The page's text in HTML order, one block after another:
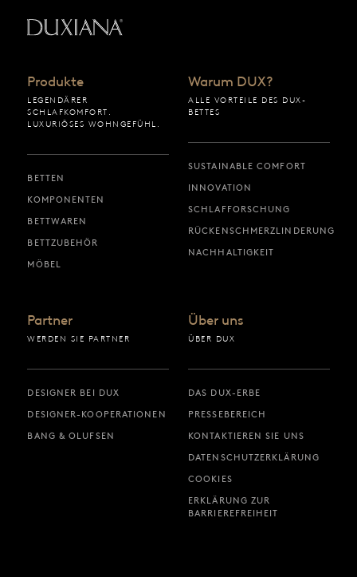
Produkte
LEGENDÄRER
SCHLAFKOMFORT.
LUXURIÖSES WOHNGEFÜHL.
BETTEN
KOMPONENTEN
BETTWAREN
BETTZUBEHÖR
MÖBEL
Warum DUX?
ALLE VORTEILE DES DUX-
BETTES
SUSTAINABLE COMFORT
INNOVATION
SCHLAFFORSCHUNG
RÜCKENSCHMERZLINDERUNG
NACHHALTIGKEIT
Partner
WERDEN SIE PARTNER
DESIGNER BEI DUX
DESIGNER-KOOPERATIONEN
BANG & OLUFSEN
Über uns
ÜBER DUX
DAS DUX-ERBE
PRESSEBEREICH
KONTAKTIEREN SIE UNS
DATENSCHUTZERKLÄRUNG
COOKIES
ERKLÄRUNG ZUR
BARRIEREFREIHEIT